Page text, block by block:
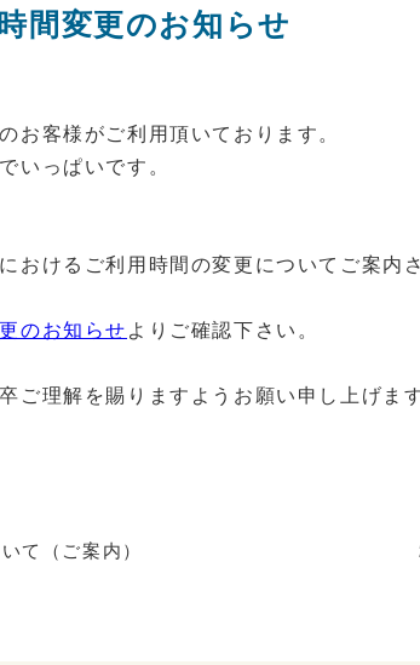
間変更のお知らせ
お客様がご利用頂いております。
いっぱいです。
おけるご利用時間の変更についてご案内
のお知らせよりご確認下さい。
ご理解を賜りますようお願い申し上げます
て（ご案内）